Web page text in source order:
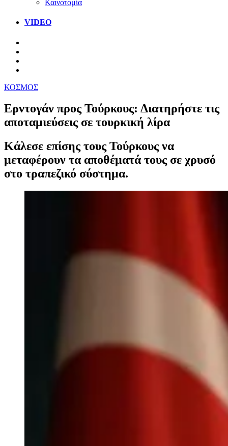
Καινοτομία
VIDEO
ΚΟΣΜΟΣ
Ερντογάν προς Τούρκους: Διατηρήστε τις
αποταμιεύσεις σε τουρκική λίρα
Κάλεσε επίσης τους Τούρκους να
μεταφέρουν τα αποθέματά τους σε χρυσό
στο τραπεζικό σύστημα.